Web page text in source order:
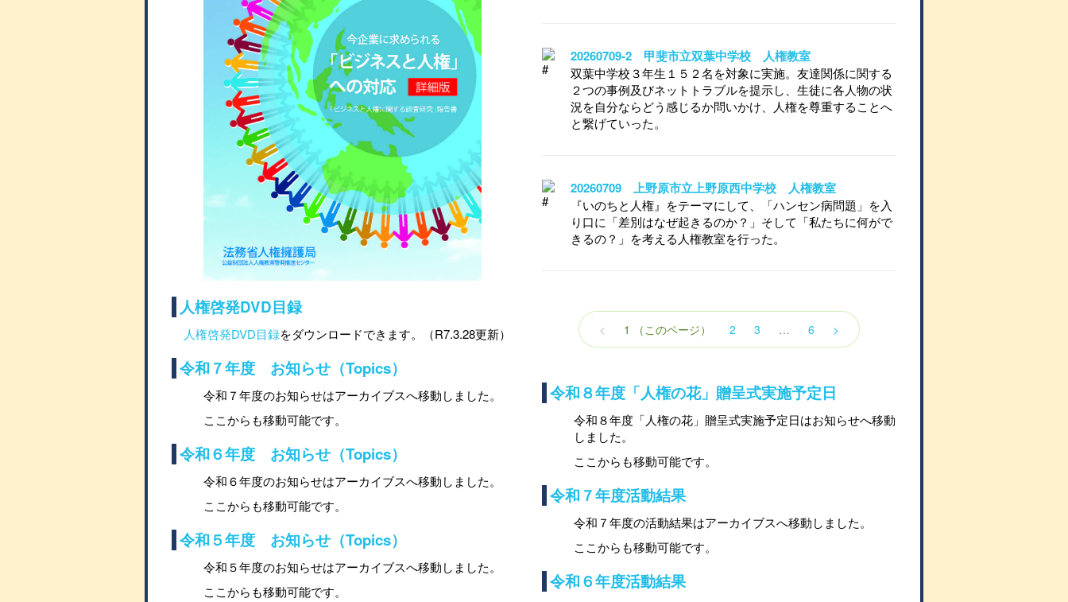
人権啓発DVD目録
人権啓発DVD目録をダウンロードできます。（R7.3.28更新）
令和７年度 お知らせ（Topics）
令和７年度のお知らせはアーカイブスへ移動しました。
ここからも移動可能です。
令和６年度 お知らせ（Topics）
令和６年度のお知らせはアーカイブスへ移動しました。
ここからも移動可能です。
令和５年度 お知らせ（Topics）
令和５年度のお知らせはアーカイブスへ移動しました。
ここからも移動可能です。
20260709-2 甲斐市立双葉中学校 人権教室
双葉中学校３年生１５２名を対象に実施。友達関係に関する
２つの事例及びネットトラブルを提示し、生徒に各人物の状
況を自分ならどう感じるか問いかけ、人権を尊重することへ
と繋げていった。
20260709 上野原市立上野原西中学校 人権教室
『いのちと人権』をテーマにして、「ハンセン病問題」を入
り口に「差別はなぜ起きるのか？」そして「私たちに何がで
きるの？」を考える人権教室を行った。
< 1 （このページ） 2 3 … 6 >
令和８年度「人権の花」贈呈式実施予定日
令和８年度「人権の花」贈呈式実施予定日はお知らせへ移動
しました。
ここからも移動可能です。
令和７年度活動結果
令和７年度の活動結果はアーカイブスへ移動しました。
ここからも移動可能です。
令和６年度活動結果